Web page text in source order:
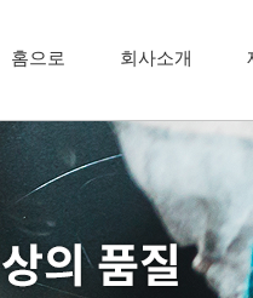
홈으로 회사소개